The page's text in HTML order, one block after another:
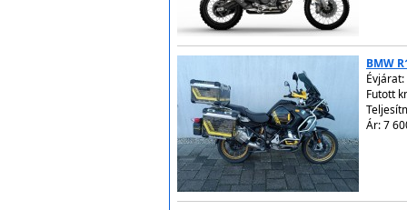
BMW
Évjárat:
Futott
Ár: 7